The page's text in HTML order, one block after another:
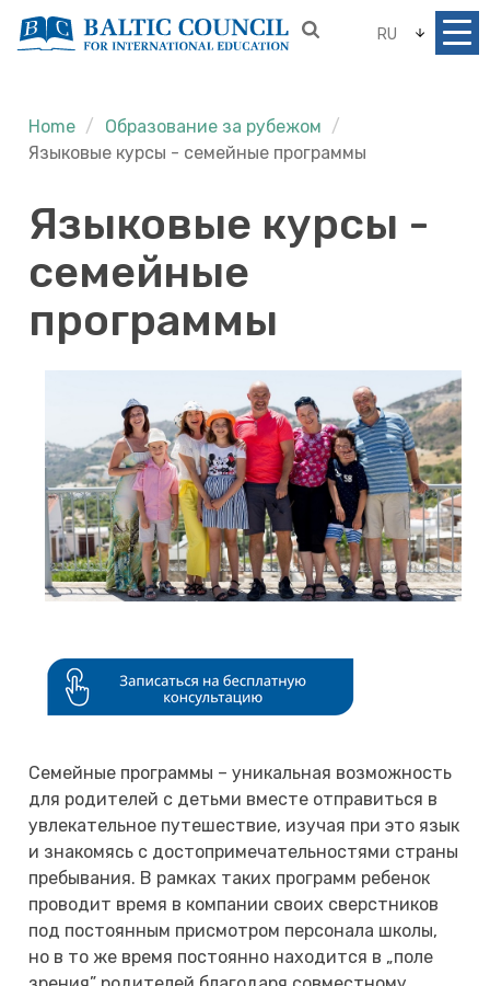
RU
Home
Образование за рубежом
Языковые курсы - семейные программы
Языковые курсы -
семейные
программы
Семейные программы – уникальная возможность
для родителей с детьми вместе отправиться в
увлекательное путешествие, изучая при это язык
и знакомясь с достопримечательностями страны
пребывания. В рамках таких программ ребенок
проводит время в компании своих сверстников
под постоянным присмотром персонала школы,
но в то же время постоянно находится в „поле